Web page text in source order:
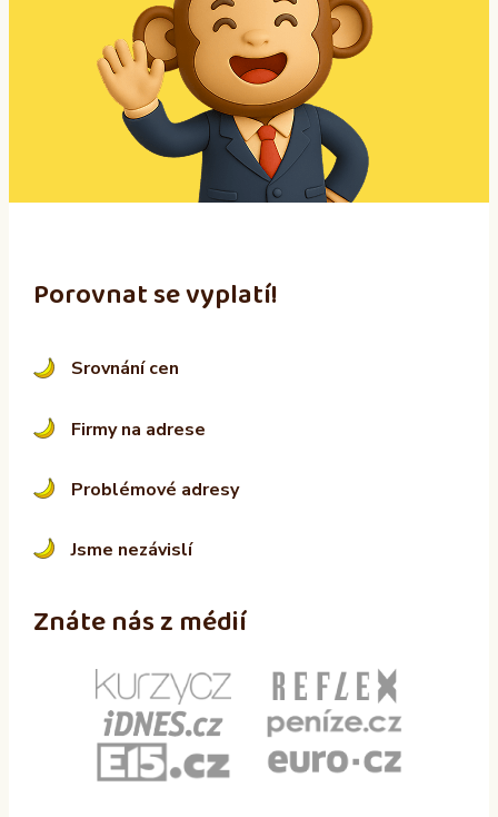
:
Porovnat se vyplatí!
Srovnání cen
Firmy na adrese
Problémové adresy
Jsme nezávislí
Znáte nás z médií